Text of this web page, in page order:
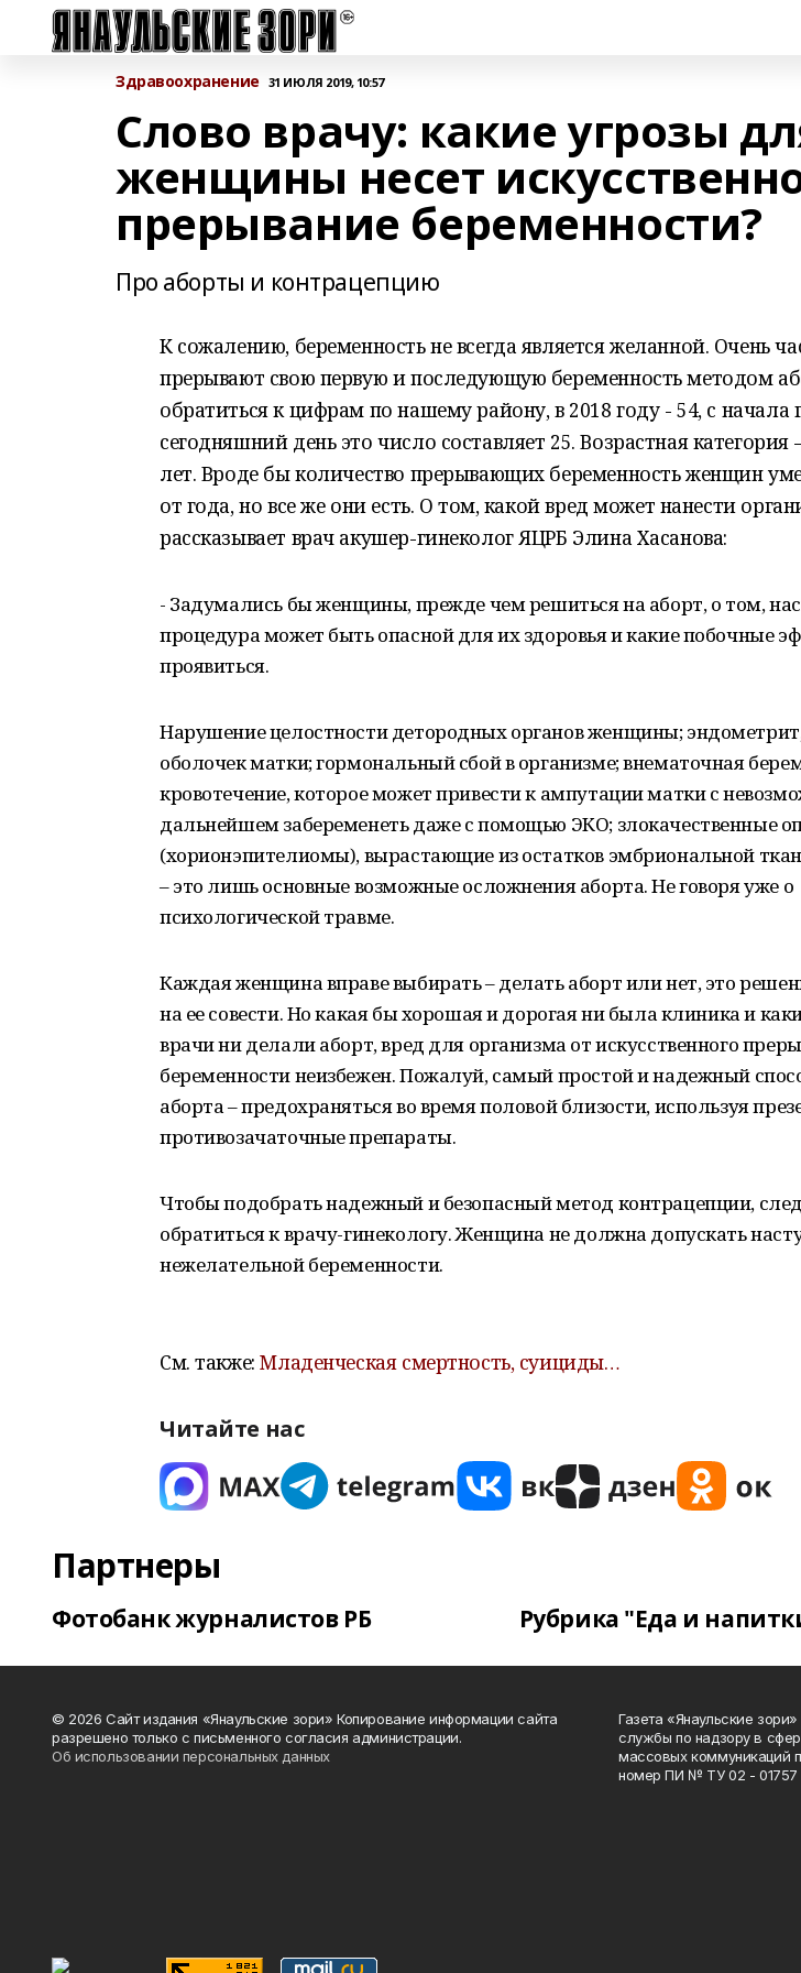
Здравоохранение 31 ИЮЛЯ 2019, 10:57
Слово врачу: какие угрозы
женщины несет
прерывание беременности?
Про аборты и контрацепцию
К сожалению, беременность не всегда является желанной. Очень
прерывают свою первую и последующую беременность методом
обратиться к цифрам по нашему району, в 2018 году - 54, с начала
сегодняшний день это число составляет 25. Возрастная категория
лет. Вроде бы количество прерывающих беременность женщин
от года, но все же они есть. О том, какой вред может нанести
рассказывает врач акушер-гинеколог ЯЦРБ Элина Хасанова:
- Задумались бы женщины, прежде чем решиться на аборт, о том,
процедура может быть опасной для их здоровья и какие побочные
проявиться.
Нарушение целостности детородных органов женщины;
оболочек матки; гормональный сбой в организме; внематочная
кровотечение, которое может привести к ампутации матки с
дальнейшем забеременеть даже с помощью ЭКО; злокачественные
(хорионэпителиомы), вырастающие из остатков эмбриональной
– это лишь основные возможные осложнения аборта. Не говоря уже о
психологической травме.
Каждая женщина вправе выбирать – делать аборт или нет, это
на ее совести. Но какая бы хорошая и дорогая ни была клиника и
врачи ни делали аборт, вред для организма от искусственного
беременности неизбежен. Пожалуй, самый простой и надежный
аборта – предохраняться во время половой близости, используя
противозачаточные препараты.
Чтобы подобрать надежный и безопасный метод контрацепции,
обратиться к врачу-гинекологу. Женщина не должна допускать
нежелательной беременности.
См. также:Младенческая смертность, суициды…
Читайте нас
Партнеры
Фотобанк журналистов РБ Рубрика "Еда и
© 2026 Сайт издания «Янаульские зори» Копирование информации сайта
разрешено только с письменного согласия администрации.
Об использовании персональных данных
Газета «Янаульские
службы по надзору в
массовых коммуникаций
номер ПИ № ТУ 02 - 01757